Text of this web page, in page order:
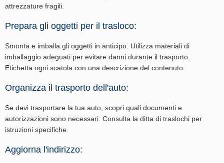
attrezzature fragili.
Prepara gli oggetti per il trasloco:
Smonta e imballa gli oggetti in anticipo. Utilizza materiali di
imballaggio adeguati per evitare danni durante il trasporto.
Etichetta ogni scatola con una descrizione del contenuto.
Organizza il trasporto dell'auto:
Se devi trasportare la tua auto, scopri quali documenti e
autorizzazioni sono necessari. Consulta la ditta di traslochi per
istruzioni specifiche.
Aggiorna l'indirizzo: